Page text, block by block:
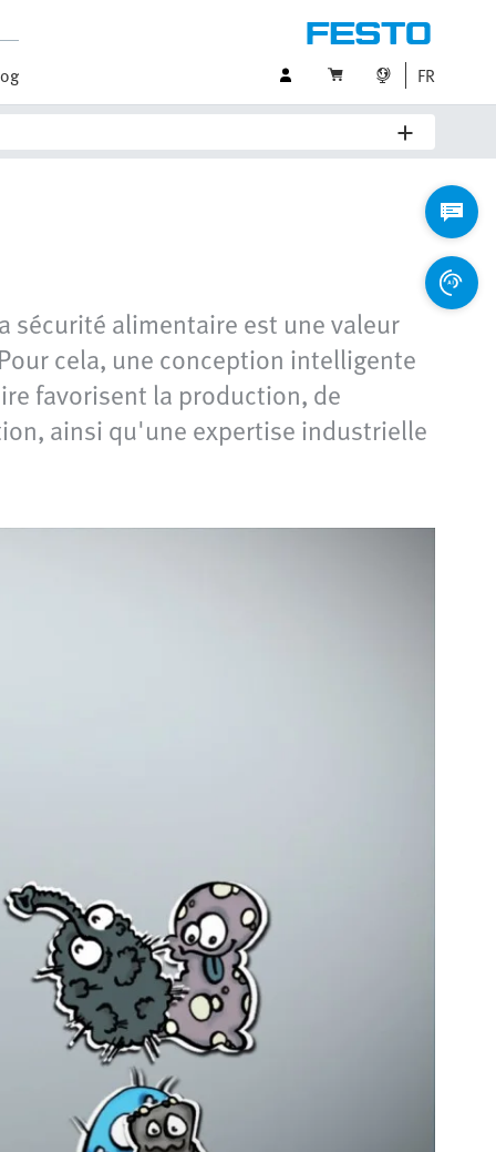
FR
sécurité alimentaire est une valeur
cela, une conception intelligente
favorisent la production, de
ainsi qu'une expertise industrielle